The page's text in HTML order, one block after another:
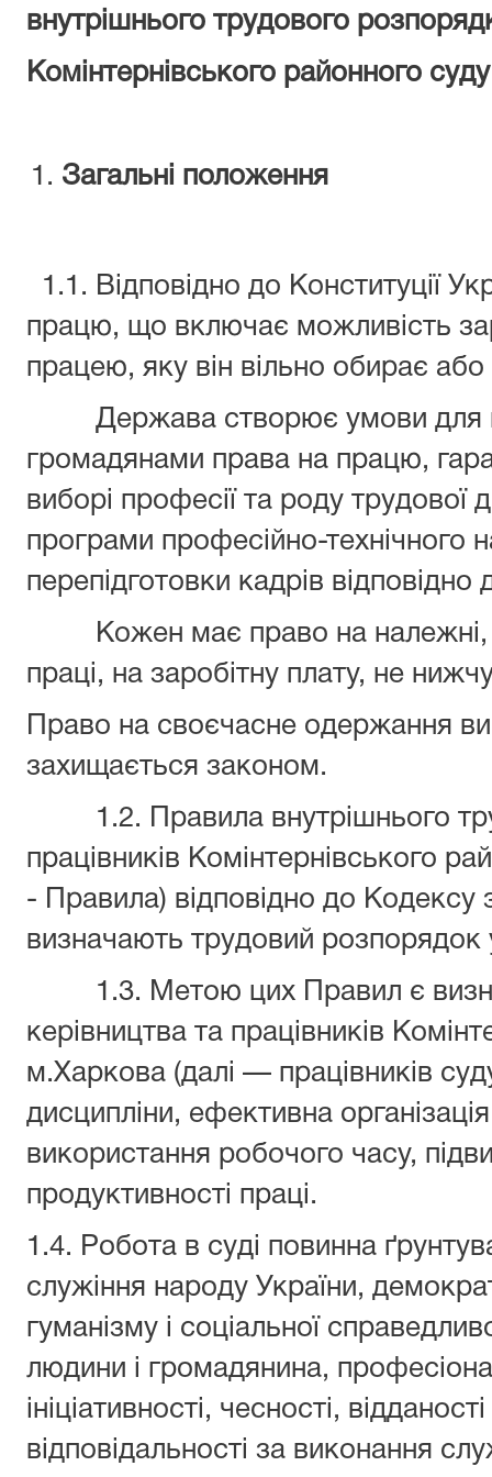
внутрішнього трудового
Комінтернівського районного
Загальні положення
1.1. Відповідно до Конституції
працю, що включає можливість
працею, яку він вільно обирає
Держава створює умови для
громадянами права на працю,
виборі професії та роду трудової
програми професійно-технічного
перепідготовки кадрів відповідно
Кожен має право на належні,
праці, на заробітну плату, не
Право на своєчасне одержання
захищається законом.
1.2. Правила внутрішнього
працівників Комінтернівського
- Правила) відповідно до Кодексу
визначають трудовий розпорядок
1.3. Метою цих Правил є
керівництва та працівників
м.Харкова (далі — працівників
дисципліни, ефективна
використання робочого часу,
продуктивності праці.
1.4. Робота в суді повинна
служіння народу України,
гуманізму і соціальної
людини і громадянина,
ініціативності, чесності,
відповідальності за виконання